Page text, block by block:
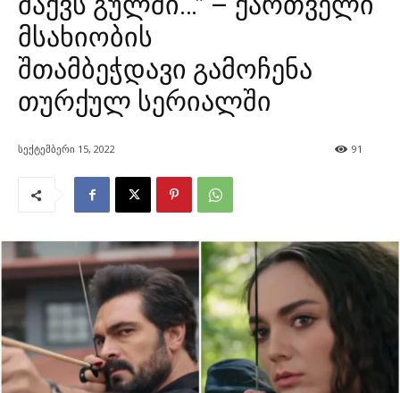
მსახიობის
შთამბეჭდავი გამოჩენა
თურქულ სერიალში
სექტემბერი 15, 2022 91